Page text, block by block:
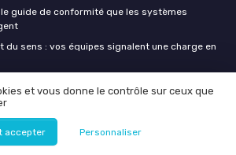
guide de conformité que les systèmes
du sens : vos équipes signalent une charge en
Génia : L’IA intégrée au quotidien professionnel
et vous donne le contrôle sur ceux que
accepter Personnaliser